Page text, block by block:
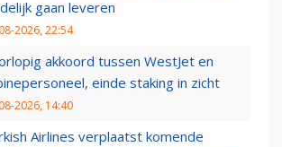
gaan leveren
2026, 22:54
akkoord tussen WestJet en
einde staking in zicht
2026, 14:40
Airlines verplaatst komende